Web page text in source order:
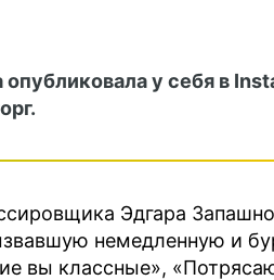
у себя в
Эдгара
немедленную и
вы классные»,